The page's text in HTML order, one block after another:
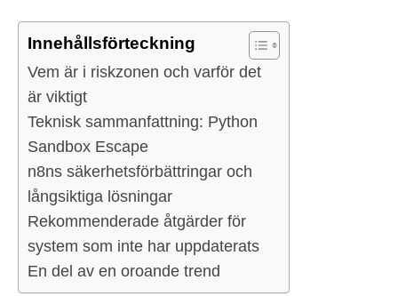
Innehållsförteckning
Vem är i riskzonen och varför det
är viktigt
Teknisk sammanfattning: Python
Sandbox Escape
n8ns säkerhetsförbättringar och
långsiktiga lösningar
Rekommenderade åtgärder för
system som inte har uppdaterats
En del av en oroande trend